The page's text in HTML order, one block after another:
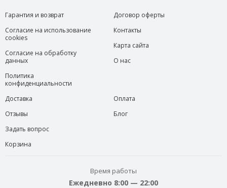
Гарантия и возврат
Согласие на использование
cookies
Согласие на обработку
данных
Политика
конфиденциальности
Договор оферты
Контакты
Карта сайта
О нас
Доставка
Отзывы
Задать вопрос
Корзина
Оплата
Блог
Время работы
Ежедневно 8:00 — 22:00